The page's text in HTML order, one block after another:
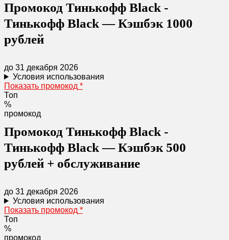
Промокод Тинькофф Black -
Тинькофф Black — Кэшбэк 1000
рублей
до 31 декабря 2026
Условия использования
Показать промокод *
Топ
%
промокод
Промокод Тинькофф Black -
Тинькофф Black — Кэшбэк 500
рублей + обслуживание
до 31 декабря 2026
Условия использования
Показать промокод *
Топ
%
промокод